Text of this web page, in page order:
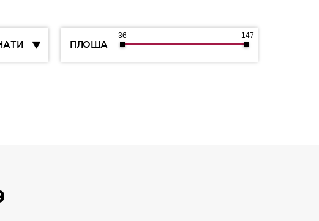
ПЛОЩА
36 147